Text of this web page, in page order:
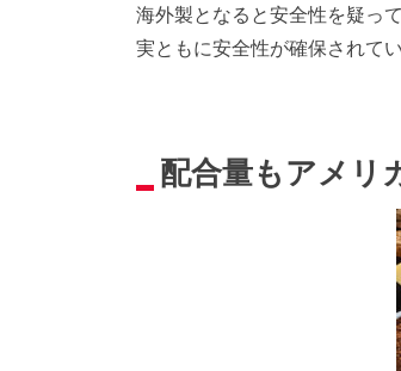
海外製となると安全性を疑っ
実ともに安全性が確保されて
配合量もアメリ